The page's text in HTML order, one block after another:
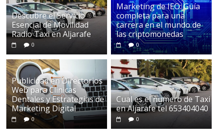
Descubre el Servicio
Esencial de Movilidad
Radio Taxi en Aljarafe
0
Marketing de IEO: Guía
completa para una
carrera en el mundo de
las criptomonedas
0
Publicidad en Directorios
Web para Clinicas
Dentales y Estrategias de
Marketing Digital
0
Cual es el numero de Taxi
en Aljarafe tel 653404040
0